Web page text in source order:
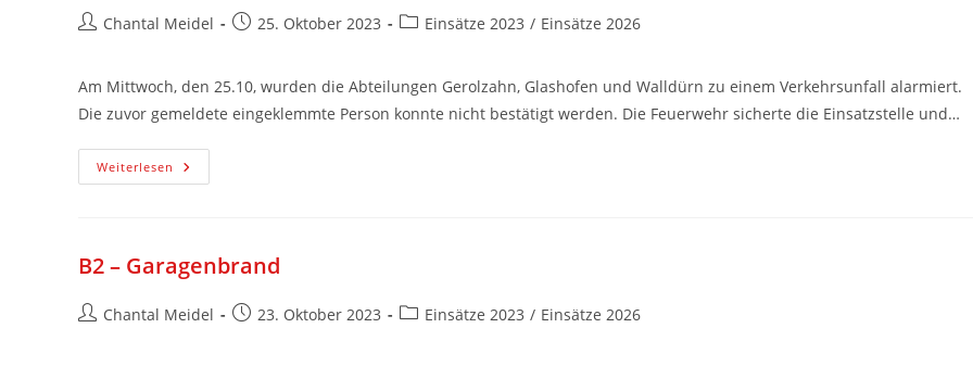
Chantal Meidel 25. Oktober 2023 Einsätze 2023 / Einsätze 2026
Am Mittwoch, den 25.10, wurden die Abteilungen Gerolzahn, Glashofen und Walldürn zu einem Verkehrsunfall alarmiert.
Die zuvor gemeldete eingeklemmte Person konnte nicht bestätigt werden. Die Feuerwehr sicherte die Einsatzstelle und…
Weiterlesen
B2 – Garagenbrand
Chantal Meidel 23. Oktober 2023 Einsätze 2023 / Einsätze 2026